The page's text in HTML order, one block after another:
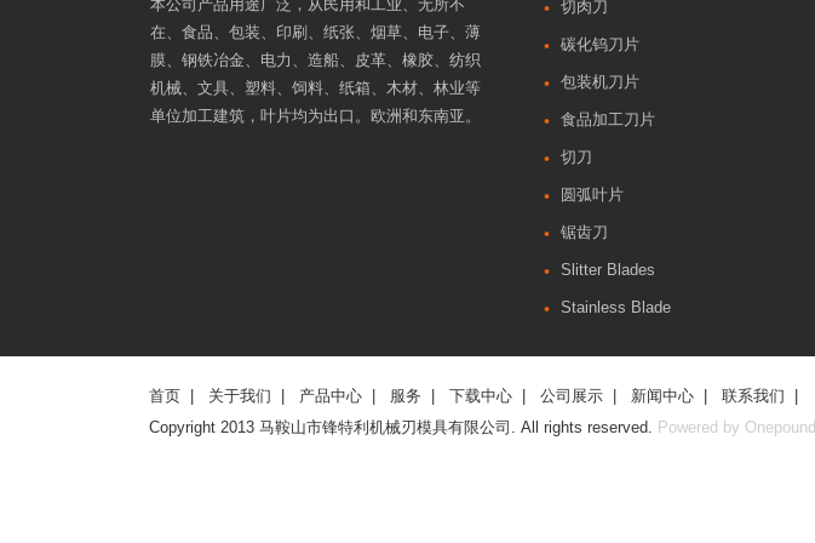
本公司产品用途广泛，从民用和工业、无所不
在、食品、包装、印刷、纸张、烟草、电子、薄
膜、钢铁冶金、电力、造船、皮革、橡胶、纺织
机械、文具、塑料、饲料、纸箱、木材、林业等
单位加工建筑，叶片均为出口。欧洲和东南亚。
切肉刀
碳化钨刀片
包装机刀片
食品加工刀片
切刀
圆弧叶片
锯齿刀
Slitter Blades
Stainless Blade
首页 关于我们 产品中心 服务 |下载中心 |公司展示 新闻中心 |联系我们
Copyright 2013 马鞍山市锋特利机械刃模具有限公司. All rights reserved. Powered by Onepound